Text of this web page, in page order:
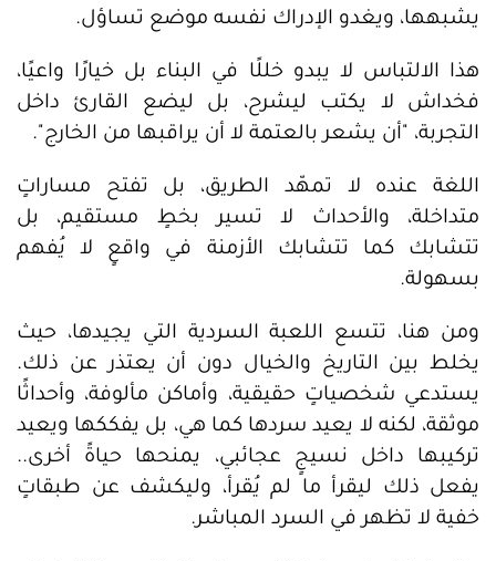
يشبهها، ويغدو الإدراك نفسه موضع تساؤل.
هذا الالتباس لا يبدو خللًا في البناء بل خيارًا واعيًا،
فخداش لا يكتب ليشرح، بل ليضع القارئ داخل
التجربة، "أن يشعر بالعتمة لا أن يراقبها من الخارج".
اللغة عنده لا تمهّد الطريق، بل تفتح مساراتٍ
متداخلة، والأحداث لا تسير بخطٍ مستقيم، بل
تتشابك كما تتشابك الأزمنة في واقعٍ لا يُفهم
بسهولة.
ومن هنا، تتسع اللعبة السردية التي يجيدها، حيث
يخلط بين التاريخ والخيال دون أن يعتذر عن ذلك.
يستدعي شخصياتٍ حقيقية، وأماكن مألوفة، وأحداثًا
موثقة، لكنه لا يعيد سردها كما هي، بل يفككها ويعيد
تركيبها داخل نسيجٍ عجائبي، يمنحها حياةً أخرى..
يفعل ذلك ليقرأ ما لم يُقرأ، وليكشف عن طبقاتٍ
خفية لا تظهر في السرد المباشر.